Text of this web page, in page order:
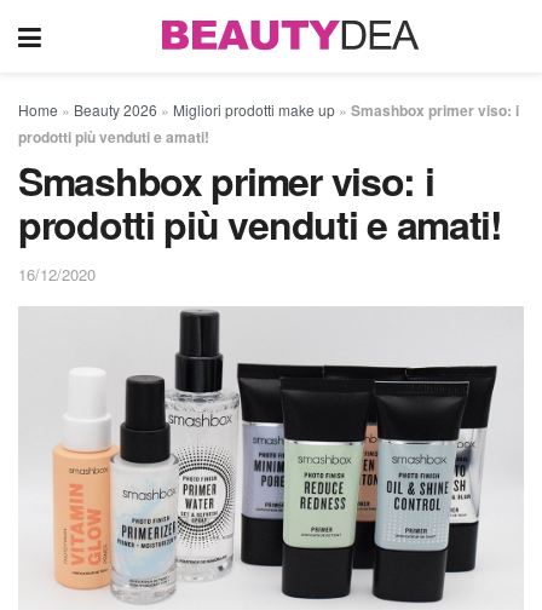
Home » Beauty 2026 » Migliori prodotti make up » Smashbox primer viso: i
prodotti più venduti e amati!
Smashbox primer viso: i
prodotti più venduti e amati!
16/12/2020